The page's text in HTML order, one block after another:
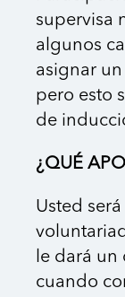
supervisa
algunos
asignar
pero esto
de
¿QUÉ
Usted
le dará un
cuando